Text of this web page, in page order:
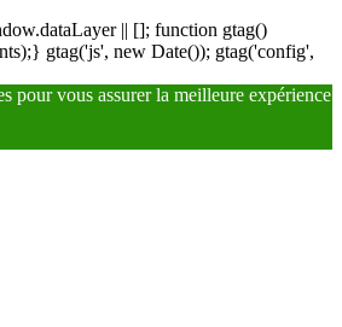
|| []; function gtag()
gtag('js', new Date()); gtag('config',
pour vous assurer la meilleure expérience